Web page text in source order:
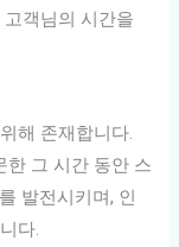
객님의 시간을
해 존재합니다.
한 그 시간 동안 스
발전시키며, 인
다.